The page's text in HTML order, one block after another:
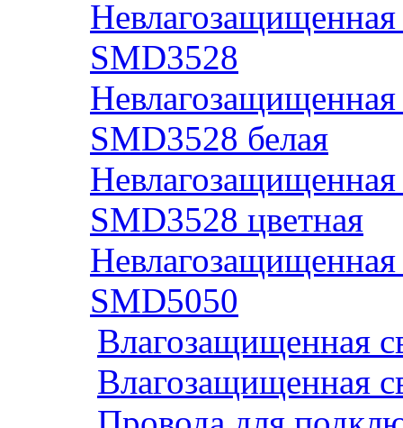
Невлагозащищенная
SMD3528
Невлагозащищенная
SMD3528 белая
Невлагозащищенная
SMD3528 цветная
Невлагозащищенная
SMD5050
Влагозащищенная
Влагозащищенная